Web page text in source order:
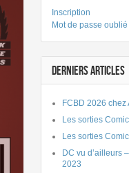
Inscription
Mot de passe oublié
DERNIERS ARTICLES
FCBD 2026 chez
Les sorties
Les sorties
DC vu d’ailleurs
2023